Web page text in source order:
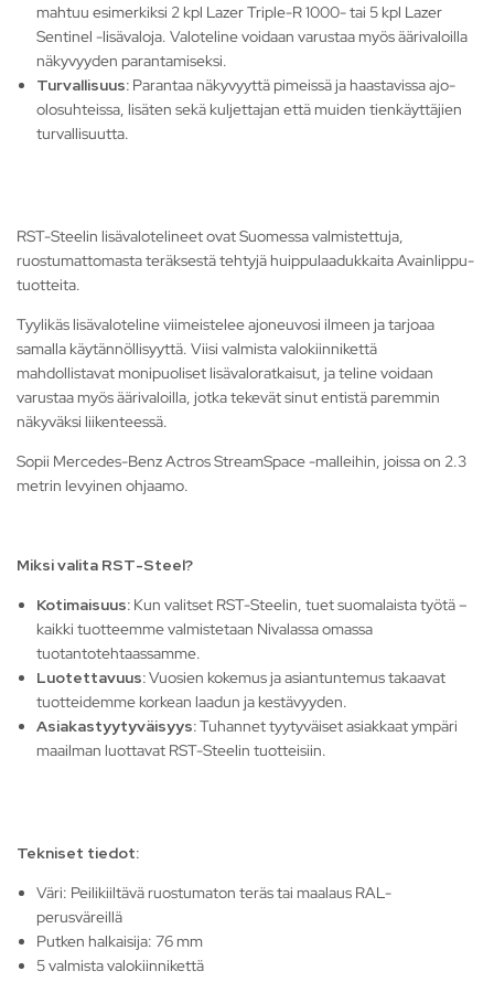
mahtuu esimerkiksi 2 kpl Lazer Triple-R 1000- tai 5 kpl Lazer
Sentinel -lisävaloja. Valoteline voidaan varustaa myös äärivaloilla
näkyvyyden parantamiseksi.
Turvallisuus: Parantaa näkyvyyttä pimeissä ja haastavissa ajo-
olosuhteissa, lisäten sekä kuljettajan että muiden tienkäyttäjien
turvallisuutta.
RST-Steelin lisävalotelineet ovat Suomessa valmistettuja,
ruostumattomasta teräksestä tehtyjä huippulaadukkaita Avainlippu-
tuotteita.
Tyylikäs lisävaloteline viimeistelee ajoneuvosi ilmeen ja tarjoaa
samalla käytännöllisyyttä. Viisi valmista valokiinnikettä
mahdollistavat monipuoliset lisävaloratkaisut, ja teline voidaan
varustaa myös äärivaloilla, jotka tekevät sinut entistä paremmin
näkyväksi liikenteessä.
Sopii Mercedes-Benz Actros StreamSpace -malleihin, joissa on 2.3
metrin levyinen ohjaamo.
Miksi valita RST-Steel?
Kotimaisuus: Kun valitset RST-Steelin, tuet suomalaista työtä –
kaikki tuotteemme valmistetaan Nivalassa omassa
tuotantotehtaassamme.
Luotettavuus:Vuosien kokemus ja asiantuntemus takaavat
tuotteidemme korkean laadun ja kestävyyden.
Asiakastyytyväisyys:Tuhannet tyytyväiset asiakkaat ympäri
maailman luottavat RST-Steelin tuotteisiin.
Tekniset tiedot:
Väri: Peilikiiltävä ruostumaton teräs tai maalaus RAL-
perusväreillä
Putken halkaisija: 76 mm
5 valmista valokiinnikettä